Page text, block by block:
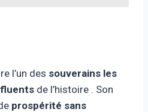
l’un des souverains les
de l’histoire . Son
prospérité sans